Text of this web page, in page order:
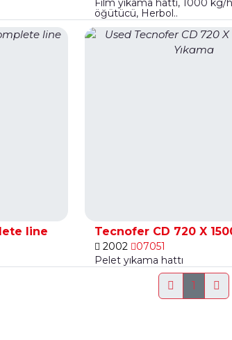
Film yıkama hattı, 1000 kg/
öğütücü, Herbol..
line Tecnofer CD 720 X
2002
07051
Pelet yıkama hattı
1